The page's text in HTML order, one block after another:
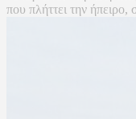
που πλήττει την